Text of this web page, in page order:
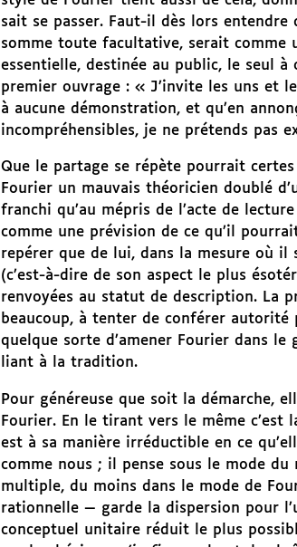
sait se passer. Faut-il dès lors entendre
somme toute facultative, serait comme
essentielle, destinée au public, le seul à
premier ouvrage : « J’invite les uns et
à aucune démonstration, et qu’en
incompréhensibles, je ne prétends pas
Que le partage se répète pourrait
Fourier un mauvais théoricien doublé
franchi qu’au mépris de l’acte de
comme une prévision de ce qu’il
repérer que de lui, dans la mesure où
(c’est-à-dire de son aspect le plus
renvoyées au statut de description. La
beaucoup, à tenter de conférer
quelque sorte d’amener Fourier dans
liant à la tradition.
Pour généreuse que soit la démarche,
Fourier. En le tirant vers le même
est à sa manière irréductible en ce
comme nous ; il pense sous le mode du
multiple, du moins dans le mode de
rationnelle — garde la dispersion pour
conceptuel unitaire réduit le plus